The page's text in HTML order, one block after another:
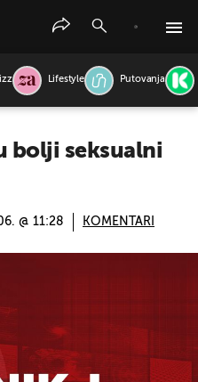
Lifestyle Putovanja
bolji seksualni
@ 11:28 KOMENTARI